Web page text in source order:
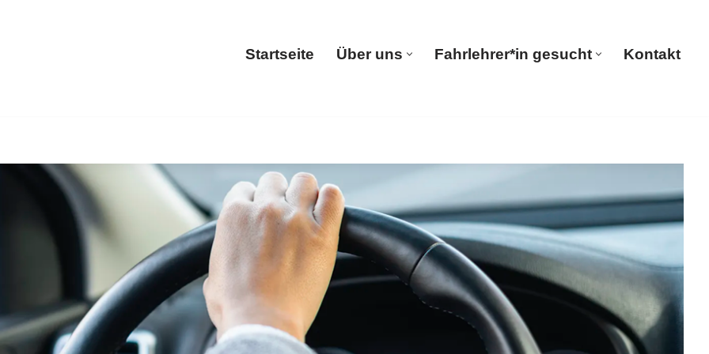
Startseite Über uns Fahrlehrer*in gesucht Kontakt